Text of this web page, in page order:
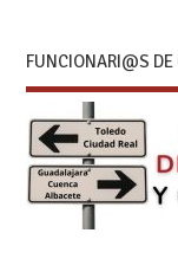
FUNCIONARI@S DE